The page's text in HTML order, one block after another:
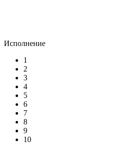
Исполнение
1
2
3
4
5
6
7
8
9
10